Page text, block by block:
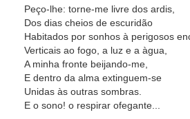
Peço-lhe: torne-me livre dos ardis,
Dos dias cheios de escuridão
Habitados por sonhos à perigosos
Verticais ao fogo, a luz e a àgua,
A minha fronte beijando-me,
E dentro da alma extinguem-se
Unidas às outras sombras.
E o sono! o respirar ofegante...